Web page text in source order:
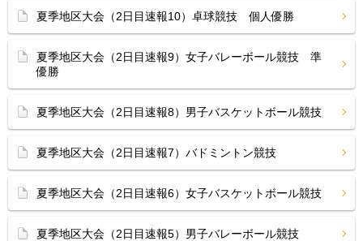
夏季地区大会（2日目速報10）卓球競技 個人優勝
夏季地区大会（2日目速報9）女子バレーボール競技 準
優勝
夏季地区大会（2日目速報8）男子バスケットボール競技
夏季地区大会（2日目速報7）バドミントン競技
夏季地区大会（2日目速報6）女子バスケットボール競技
夏季地区大会（2日目速報5）男子バレーボール競技